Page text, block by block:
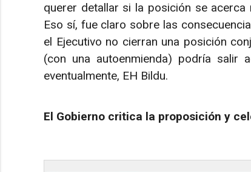
querer detallar si la posición se
Eso sí, fue claro sobre las
el Ejecutivo no cierran una posición
(con una autoenmienda) podría salir
eventualmente, EH Bildu.
El Gobierno critica la proposición y